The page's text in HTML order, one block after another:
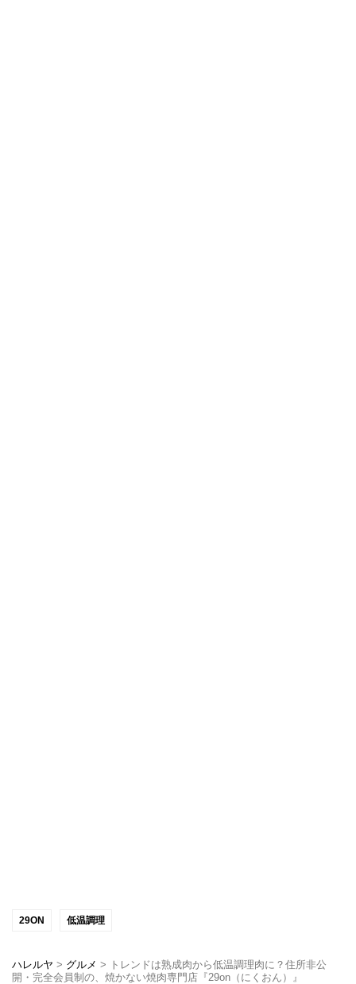
29ON 低温調理
ハレルヤ > グルメ >
トレンドは熟成肉から低温調理肉に？住所非公
開・完全会員制の、焼かない焼肉専門店『29on（にくおん）』